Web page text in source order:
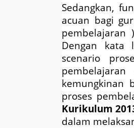
Sedangkan,
acuan bagi
pembelajaran
Dengan kata
scenario
kemungkinan
proses
Kurikulum
dalam